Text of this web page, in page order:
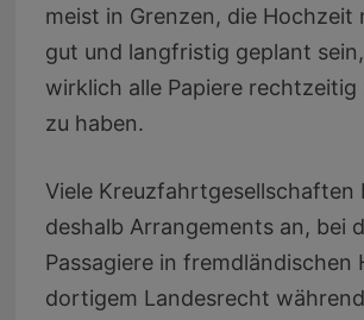
meist in Grenzen, die Hochzeit
gut und langfristig geplant
wirklich alle Papiere rechtzeitig
zu haben.
Viele Kreuzfahrtgesellschaften
deshalb Arrangements an, bei
Passagiere in fremdländischen
dortigem Landesrecht